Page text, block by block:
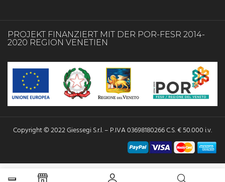
PROJEKT FINANZIERT MIT DER POR-FESR 2014-
2020 REGION VENETIEN
Copyright © 2022 Giessegi S.r.l. – P.IVA 03698180266 C.S. € 50.000 i.v.